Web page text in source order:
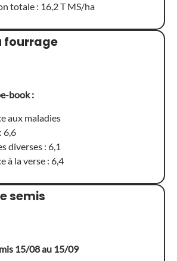
totale : 16,2 T MS/ha
fourrage
book :
aux maladies
6,6
diverses : 6,1
à la verse : 6,4
semis
15/08 au 15/09